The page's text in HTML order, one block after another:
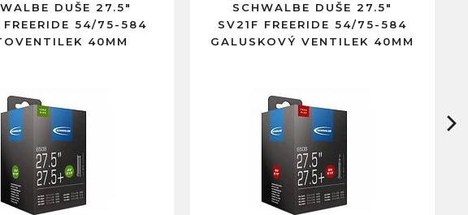
DUŠE 27.5"
FREERIDE 54/75-584
40MM
SCHWALBE DUŠE 27.5"
SV21F FREERIDE 54/75-584
GALUSKOVÝ VENTILEK 40MM